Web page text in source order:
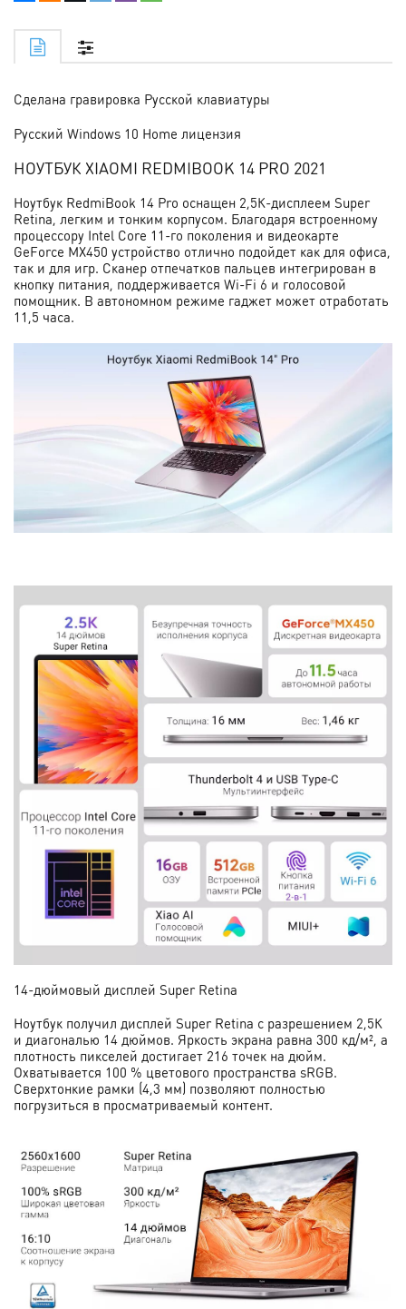
Сделана гравировка Русской клавиатуры
Русский Windows 10 Home лицензия
НОУТБУК XIAOMI REDMIBOOK 14 PRO 2021
Ноутбук RedmiBook 14 Pro оснащен 2,5К-дисплеем Super
Retina, легким и тонким корпусом. Благодаря встроенному
процессору Intel Core 11-го поколения и видеокарте
GeForce MX450 устройство отлично подойдет как для офиса,
так и для игр. Сканер отпечатков пальцев интегрирован в
кнопку питания, поддерживается Wi-Fi 6 и голосовой
помощник. В автономном режиме гаджет может отработать
11,5 часа.
14-дюймовый дисплей Super Retina
Ноутбук получил дисплей Super Retina с разрешением 2,5К
и диагональю 14 дюймов. Яркость экрана равна 300 кд/м², а
плотность пикселей достигает 216 точек на дюйм.
Охватывается 100 % цветового пространства sRGB.
Сверхтонкие рамки (4,3 мм) позволяют полностью
погрузиться в просматриваемый контент.